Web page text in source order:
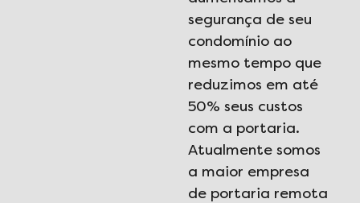
segurança de seu
condomínio ao
mesmo tempo que
reduzimos em até
50% seus custos
com a portaria.
Atualmente somos
a maior empresa
de portaria remota